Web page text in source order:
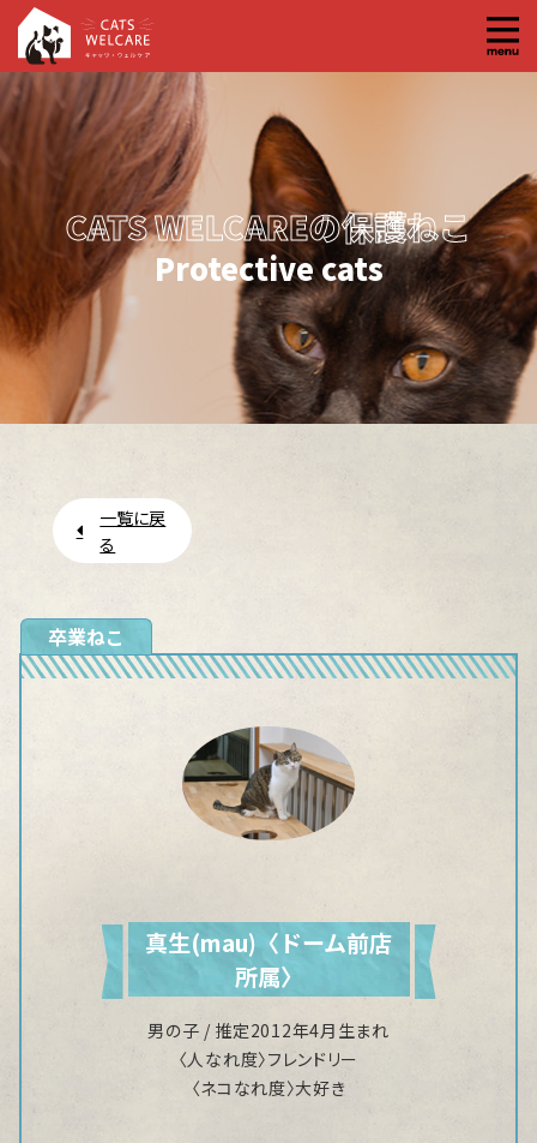
コ
ン
テ
ン
ツ
キ
CATS WELCAREの保護ねこ
Protective cats
一覧に戻
る
卒業ねこ
真生(mau)〈ドーム前店
所属〉
男の子 / 推定2012年4月生まれ
〈人なれ度〉フレンドリー
〈ネコなれ度〉大好き